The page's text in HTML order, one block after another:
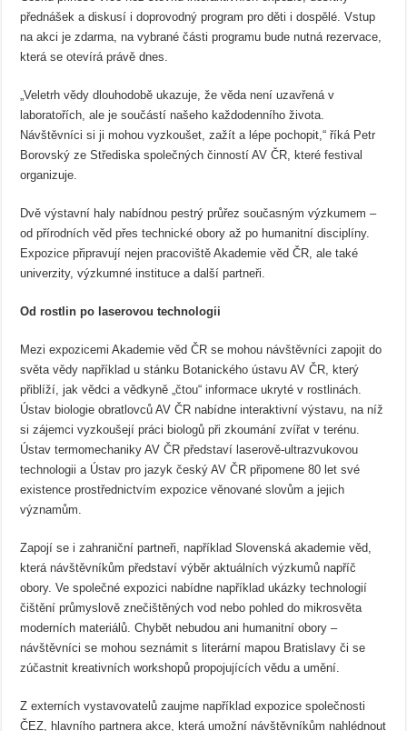
přednášek a diskusí i doprovodný program pro děti i dospělé. Vstup
na akci je zdarma, na vybrané části programu bude nutná rezervace,
která se otevírá právě dnes.
„Veletrh vědy dlouhodobě ukazuje, že věda není uzavřená v
laboratořích, ale je součástí našeho každodenního života.
Návštěvníci si ji mohou vyzkoušet, zažít a lépe pochopit,“ říká Petr
Borovský ze Střediska společných činností AV ČR, které festival
organizuje.
Dvě výstavní haly nabídnou pestrý průřez současným výzkumem –
od přírodních věd přes technické obory až po humanitní disciplíny.
Expozice připravují nejen pracoviště Akademie věd ČR, ale také
univerzity, výzkumné instituce a další partneři.
Od rostlin po laserovou technologii
Mezi expozicemi Akademie věd ČR se mohou návštěvníci zapojit do
světa vědy například u stánku Botanického ústavu AV ČR, který
přiblíží, jak vědci a vědkyně „čtou“ informace ukryté v rostlinách.
Ústav biologie obratlovců AV ČR nabídne interaktivní výstavu, na níž
si zájemci vyzkoušejí práci biologů při zkoumání zvířat v terénu.
Ústav termomechaniky AV ČR představí laserově-ultrazvukovou
technologii a Ústav pro jazyk český AV ČR připomene 80 let své
existence prostřednictvím expozice věnované slovům a jejich
významům.
Zapojí se i zahraniční partneři, například Slovenská akademie věd,
která návštěvníkům představí výběr aktuálních výzkumů napříč
obory. Ve společné expozici nabídne například ukázky technologií
čištění průmyslově znečištěných vod nebo pohled do mikrosvěta
moderních materiálů. Chybět nebudou ani humanitní obory –
návštěvníci se mohou seznámit s literární mapou Bratislavy či se
zúčastnit kreativních workshopů propojujících vědu a umění.
Z externích vystavovatelů zaujme například expozice společnosti
ČEZ, hlavního partnera akce, která umožní návštěvníkům nahlédnout